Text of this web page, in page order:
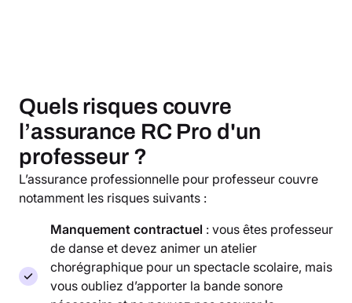
Quels risques couvre
l’assurance RC Pro d'un
professeur ?
L’assurance professionnelle pour professeur couvre
notamment les risques suivants :
Manquement contractuel : vous êtes professeur
de danse et devez animer un atelier
chorégraphique pour un spectacle scolaire, mais
vous oubliez d’apporter la bande sonore